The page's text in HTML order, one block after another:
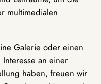
multimedialen
Galerie oder einen
an einer
haben, freuen wir